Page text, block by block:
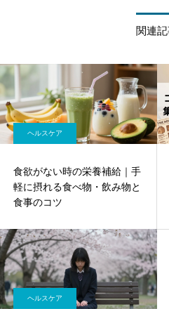
関連
ヘルスケア
食欲がない時の栄養補給｜手
軽に摂れる食べ物・飲み物と
食事のコツ
ヘルスケア